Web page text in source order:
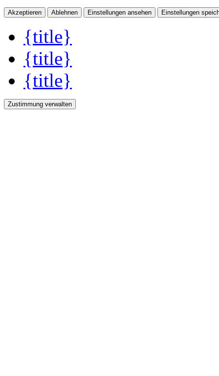
Akzeptieren Ablehnen Einstellungen ansehen Einstellungen
{title}
{title}
{title}
Zustimmung verwalten